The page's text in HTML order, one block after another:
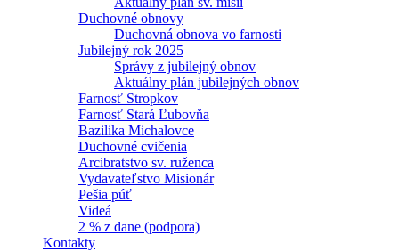
Duchovné obnovy
Duchovná obnova vo farnosti
Jubilejný rok 2025
Správy z jubilejný obnov
Aktuálny plán jubilejných obnov
Farnosť Stropkov
Farnosť Stará Ľubovňa
Bazilika Michalovce
Duchovné cvičenia
Arcibratstvo sv. ruženca
Vydavateľstvo Misionár
Pešia púť
Videá
2 % z dane (podpora)
Kontakty